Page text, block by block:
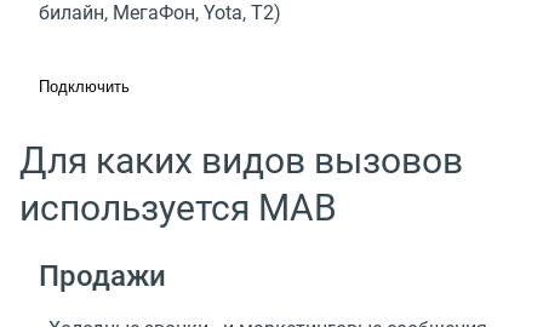
билайн, МегаФон, Yota, T2)
Подключить
Для каких видов вызовов
используется МАВ
Продажи